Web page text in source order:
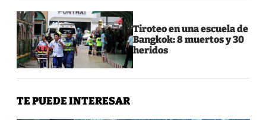
Tiroteo en una escuela de
Bangkok: 8 muertos y 30
heridos
TE PUEDE INTERESAR